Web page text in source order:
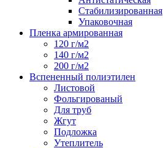
Стабилизированная
Упаковочная
Пленка армированная
120 г/м2
140 г/м2
200 г/м2
Вспененный полиэтилен
Листовой
Фольгированый
Для труб
Жгут
Подложка
Утеплитель